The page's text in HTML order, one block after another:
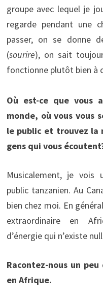
groupe avec lequel je
regarde pendant une
passer, on se donne
(sourire), on sait
fonctionne plutôt bien à
Où est-ce que vous
monde, où vous vous
le public et trouvez la
gens qui vous
Musicalement, je vois
public tanzanien. Au
bien chez moi. En
extraordinaire en
d’énergie qui n’existe
Racontez-nous un
en Afrique.